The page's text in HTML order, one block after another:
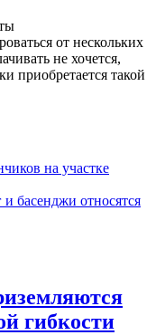
от нескольких
не хочется,
приобретается такой
на участке
басенджи относятся
гибкости